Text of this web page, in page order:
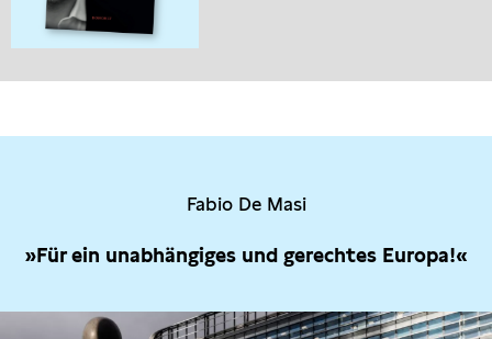
Fabio De Masi
»Für ein unabhängiges und gerechtes Europa!«